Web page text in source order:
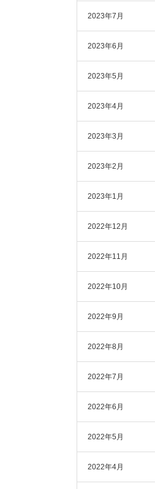
2023年7月
2023年6月
2023年5月
2023年4月
2023年3月
2023年2月
2023年1月
2022年12月
2022年11月
2022年10月
2022年9月
2022年8月
2022年7月
2022年6月
2022年5月
2022年4月